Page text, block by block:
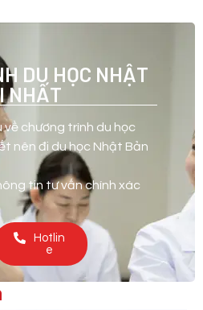
DU HỌC NHẬT
NHẤT
về chương trình du học
nên đi du học Nhật Bản
tin tư vấn chính xác
Hotlin
e